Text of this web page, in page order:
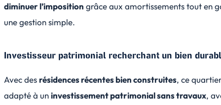
diminuer l’imposition grâce aux amortissements tout en
une gestion simple.
Investisseur patrimonial recherchant un bien
Avec des résidences récentes bien construites, ce
adapté à uninvestissement patrimonial sans travaux,